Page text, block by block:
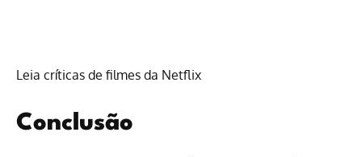
Leia críticas de filmes da Netflix
Conclusão